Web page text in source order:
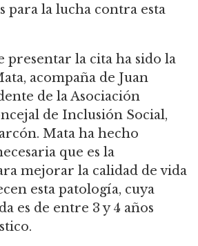
para la lucha contra esta
presentar la cita ha sido la
acompaña de Juan
de la Asociación
de Inclusión Social,
Mata ha hecho
que es la
mejorar la calidad de vida
esta patología, cuya
es de entre 3 y 4 años